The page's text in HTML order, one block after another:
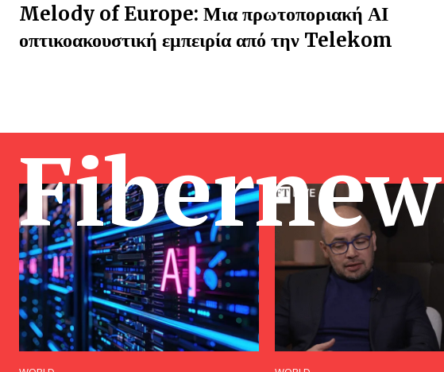
Melody of Europe: Μια πρωτοποριακή ΑΙ
οπτικοακουστική εμπειρία από την Telekom